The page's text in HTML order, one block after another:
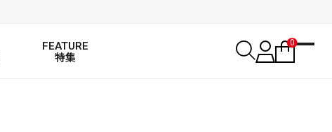
FEATURE
特集
0